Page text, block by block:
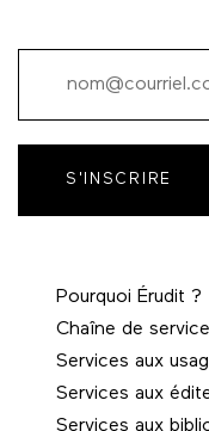
S'INSCRIRE
Pourquoi Érudit ?
Chaîne de
Services aux
Services aux
Services aux